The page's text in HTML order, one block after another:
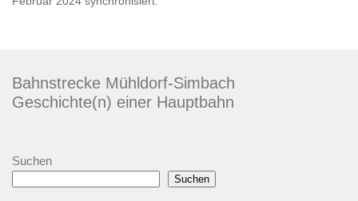
Bahnstrecke Mühldorf-Simbach
Geschichte(n) einer Hauptbahn
Suchen
Suchen